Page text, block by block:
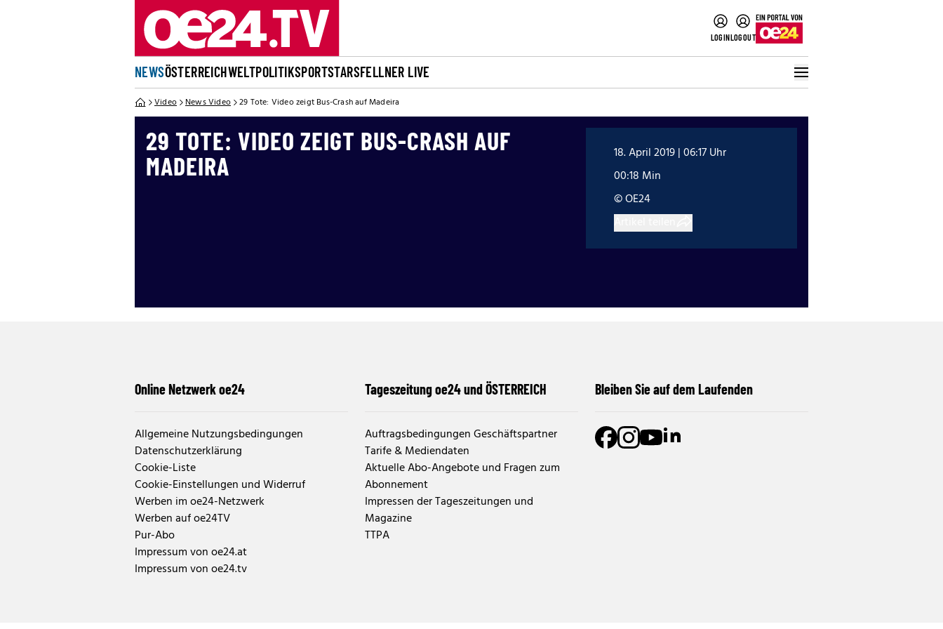
LOGINLOGOUT
NEWSÖSTERREICHWELTPOLITIKSPORTSTARSFELLNER LIVE
Video News Video 29 Tote: Video zeigt Bus-Crash auf Madeira
29 TOTE: VIDEO ZEIGT BUS-CRASH AUF
MADEIRA
18. April 2019 | 06:17 Uhr
00:18 Min
© OE24
Online Netzwerk oe24
Allgemeine Nutzungsbedingungen
Datenschutzerklärung
Cookie-Liste
Cookie-Einstellungen und Widerruf
Werben im oe24-Netzwerk
Werben auf oe24TV
Pur-Abo
Impressum von oe24.at
Impressum von oe24.tv
Tageszeitung oe24 und ÖSTERREICH
Auftragsbedingungen Geschäftspartner
Tarife & Mediendaten
Aktuelle Abo-Angebote und Fragen zum
Abonnement
Impressen der Tageszeitungen und
Magazine
TTPA
Bleiben Sie auf dem Laufenden